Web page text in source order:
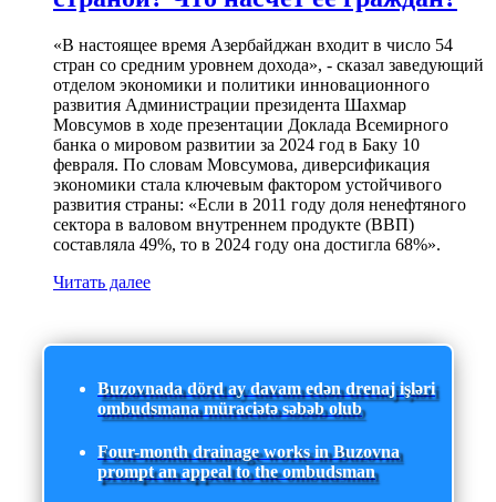
«В настоящее время Азербайджан входит в число 54
стран со средним уровнем дохода», - сказал заведующий
отделом экономики и политики инновационного
развития Администрации президента Шахмар
Мовсумов в ходе презентации Доклада Всемирного
банка о мировом развитии за 2024 год в Баку 10
февраля. По словам Мовсумова, диверсификация
экономики стала ключевым фактором устойчивого
развития страны: «Если в 2011 году доля ненефтяного
сектора в валовом внутреннем продукте (ВВП)
составляла 49%, то в 2024 году она достигла 68%».
Читать далее
Buzovnada dörd ay davam edən drenaj işləri
ombudsmana müraciətə səbəb olub
Four-month drainage works in Buzovna
prompt an appeal to the ombudsman